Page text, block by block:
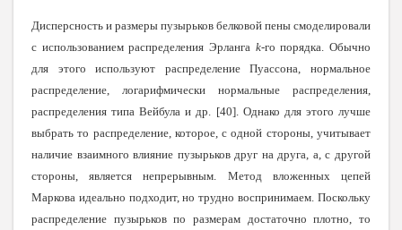
Дисперсность и размеры пузырьков белковой пены смоделировали
с использованием распределения Эрланга k-го порядка. Обычно
для этого используют распределение Пуассона, нормальное
распределение, логарифмически нормальные распределения,
распределения типа Вейбула и др. [40]. Однако для этого лучше
выбрать то распределение, которое, с одной стороны, учитывает
наличие взаимного влияние пузырьков друг на друга, а, с другой
стороны, является непрерывным. Метод вложенных цепей
Маркова идеально подходит, но трудно воспринимаем. Поскольку
распределение пузырьков по размерам достаточно плотно, то